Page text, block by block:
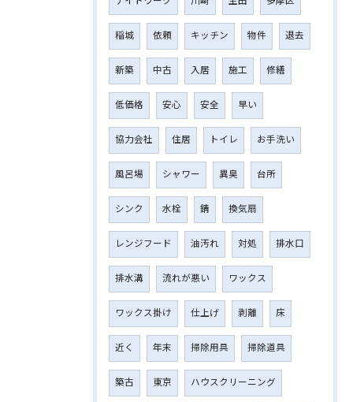
稲城 依頼 キッチン 物件 退去
新築 中古 入居 施工 修繕
低価格 安心 安全 早い
協力会社 住居 トイレ お手洗い
風呂場 シャワー 異臭 台所
シンク 水栓 錆 換気扇
レンジフード 油汚れ 対処 排水口
排水溝 流れが悪い ワックス
ワックス掛け 仕上げ 剥離 床
近く 年末 掃除用具 掃除道具
築古 東京 ハウスクリーニング